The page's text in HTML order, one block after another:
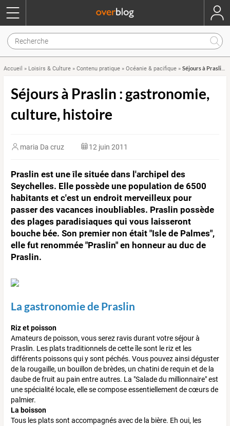
Accueil » Loisirs & Culture » Contenu pratique » Océanie & pacifique » Séjours à Praslin : gastronomie, culture, histoire
Séjours à Praslin : gastronomie,
culture, histoire
maria Da cruz 12 juin 2011
Praslin est une île située dans l'archipel des
Seychelles. Elle possède une population de 6500
habitants et c'est un endroit merveilleux pour
passer des vacances inoubliables. Praslin possède
des plages paradisiaques qui vous laisseront
bouche bée. Son premier non était "Isle de Palmes",
elle fut renommée "Praslin" en honneur au duc de
Praslin.
La gastronomie de Praslin
Riz et poisson
Amateurs de poisson, vous serez ravis durant votre séjour à
Praslin. Les plats traditionnels de cette île sont le riz et les
différents poissons qui y sont péchés. Vous pouvez ainsi déguster
de la rougaille, un bouillon de brèdes, un chatini de requin et de la
daube de fruit au pain entre autres. La "Salade du millionnaire" est
une spécialité locale, elle se compose essentiellement de cœurs de
palmier.
La boisson
Tous les plats sont accompagnés avec de la bière. Eh oui, les